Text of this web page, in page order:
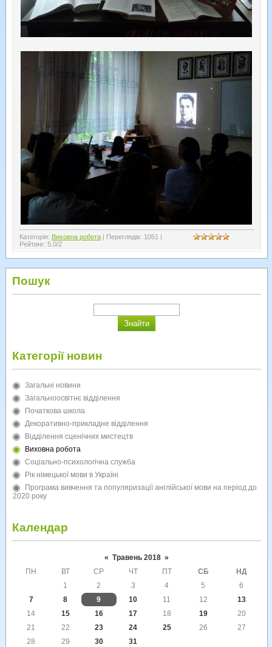
Категорія: Виховна робота| Переглядів: 1051 |
Рейтинг: 5.0/2
Пошук
Категорії новин
Загальні новини
Загальноосвітнє відділення
Початкова школа
Декоративно-прикладне відділення
Відділення сценічних мистецтв
Виховна робота
Соціально-психологічна служба
Рік німецької мови в Україні
Програма вивчення та популяризації англійської мови на період до
2020 року
Календар
« Травень 2018 »
ПН
ВТ СР ЧТ ПТ СБ
НД
1
2 3 4 5
6
7
8 9 10 11 12
13
14
15 16 17 18 19
20
21
22 23 24 25 26
27
28
29 30 31